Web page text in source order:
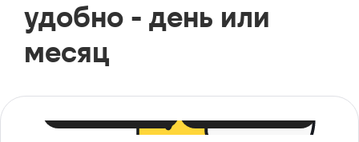
удобно - день или
месяц